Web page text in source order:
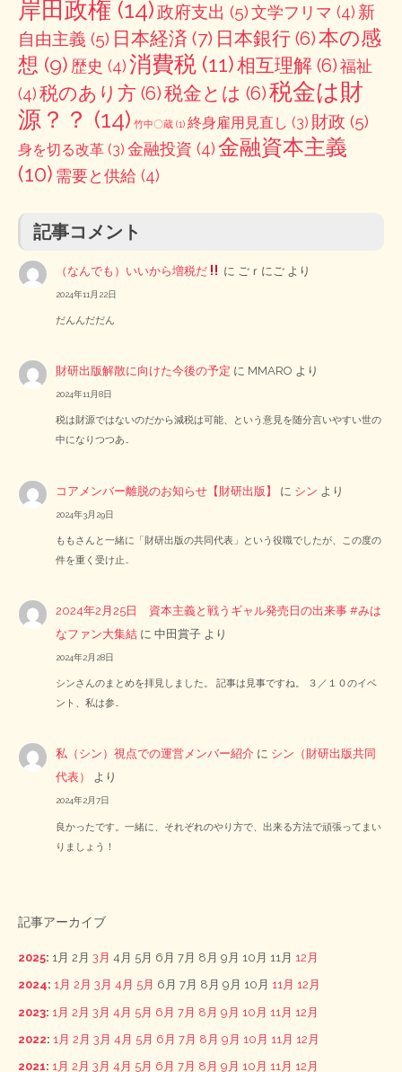
岸田政権 (14)政府支出 (5)文学フリマ (4) 新
自由主義 (5) 日本経済 (7) 日本銀行 (6)本の感
想 (9) 歴史 (4)消費税 (11)相互理解 (6)福祉
(4)税のあり方 (6)税金とは (6)税金は財
源？？ (14) 竹中〇蔵 (1) 終身雇用見直し (3) 財政 (5)
身を切る改革 (3) 金融投資 (4)金融資本主義
(10) 需要と供給 (4)
記事コメント
（なんでも）いいから増税だ に ごｒにご より
2024年11月22日
だんんだだん
財研出版解散に向けた今後の予定 に MMARO より
2024年11月8日
税は財源ではないのだから減税は可能、という意見を随分言いやすい世の
中になりつつあ…
コアメンバー離脱のお知らせ【財研出版】 に シン より
2024年3月29日
ももさんと一緒に「財研出版の共同代表」という役職でしたが、この度の
件を重く受け止…
2024年2月25日 資本主義と戦うギャル発売日の出来事 #みは
なファン大集結 に中田賞子 より
2024年2月28日
シンさんのまとめを拝見しました。 記事は見事ですね。 ３／１０のイベ
ント、私は参…
私（シン）視点での運営メンバー紹介 に シン（財研出版共同
代表）
より
2024年2月7日
良かったです。一緒に、それぞれのやり方で、出来る方法で頑張ってまい
りましょう！
記事アーカイブ
2025: 1月 2月 3月 4月 5月 6月 7月 8月 9月 10月 11月 12月
2024: 1月 2月 3月 4月 5月 6月 7月 8月 9月 10月 11月 12月
2023: 1月 2月 3月 4月 5月 6月 7月 8月 9月 10月 11月 12月
2022: 1月 2月 3月 4月 5月 6月 7月 8月 9月 10月 11月 12月
2021: 1月 2月 3月 4月 5月 6月 7月 8月 9月 10月 11月 12月